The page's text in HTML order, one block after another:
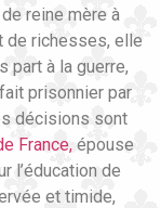
reine mère à
de richesses, elle
part à la guerre,
prisonnier par
décisions sont
France, épouse
l’éducation de
et timide,